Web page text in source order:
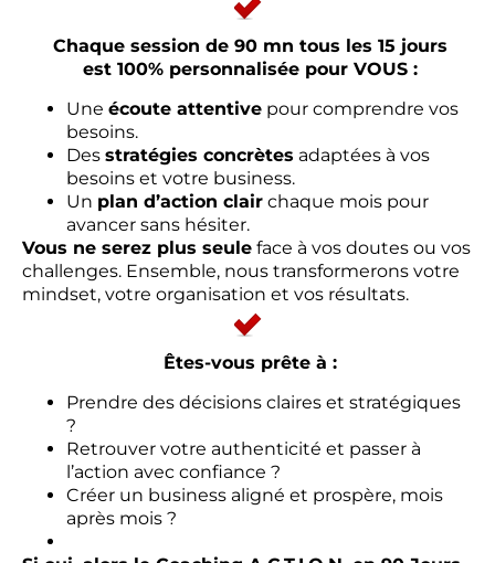
Chaque session de 90 mn tous les 15 jours
est 100% personnalisée pour VOUS :
Une écoute attentive pour comprendre vos
besoins.
Des stratégies concrètes adaptées à vos
besoins et votre business.
Un plan d’action clair chaque mois pour
avancer sans hésiter.
Vous ne serez plus seule face à vos doutes ou vos
challenges. Ensemble, nous transformerons votre
mindset, votre organisation et vos résultats.
Êtes-vous prête à :
Prendre des décisions claires et stratégiques
?
Retrouver votre authenticité et passer à
l’action avec confiance ?
Créer un business aligné et prospère, mois
après mois ?